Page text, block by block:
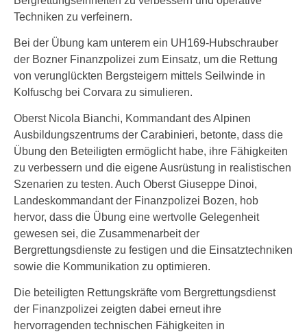
Techniken zu verfeinern.
Bei der Übung kam unterem ein UH169-Hubschrauber
der Bozner Finanzpolizei zum Einsatz, um die Rettung
von verunglückten Bergsteigern mittels Seilwinde in
Kolfuschg bei Corvara zu simulieren.
Oberst Nicola Bianchi, Kommandant des Alpinen
Ausbildungszentrums der Carabinieri, betonte, dass die
Übung den Beteiligten ermöglicht habe, ihre Fähigkeiten
zu verbessern und die eigene Ausrüstung in realistischen
Szenarien zu testen. Auch Oberst Giuseppe Dinoi,
Landeskommandant der Finanzpolizei Bozen, hob
hervor, dass die Übung eine wertvolle Gelegenheit
gewesen sei, die Zusammenarbeit der
Bergrettungsdienste zu festigen und die Einsatztechniken
sowie die Kommunikation zu optimieren.
Die beteiligten Rettungskräfte vom Bergrettungsdienst
der Finanzpolizei zeigten dabei erneut ihre
hervorragenden technischen Fähigkeiten in